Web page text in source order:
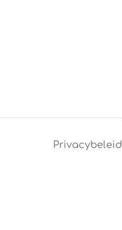
Privacybeleid